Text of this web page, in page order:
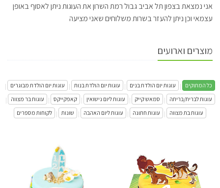
אני נמצאת בצפון תל אביב גבול רמת השרון את העוגות ניתן לאסוף באופן
עצמאי וכן ניתן להעזר בשרות משלוחים שאני מציעה
מוצרים וארועים
כל המתוקים | עוגות יום הולדת בנים | עוגות יום הולדת בנות | עוגות יום הולדת מבוגרים
|
עוגות לברית/בריתה
| סמאש קייק | עוגות ליום נישואין | קאפקייקס | עוגות בר מצווה
|
עוגות בת מצווה
| עוגות חתונה | עוגות ליום האהבה | שונות | לקוחות מספרים
עוגת בת מצווה בעיצוב גלשן עוגת מלך האריות ומשמר האריות